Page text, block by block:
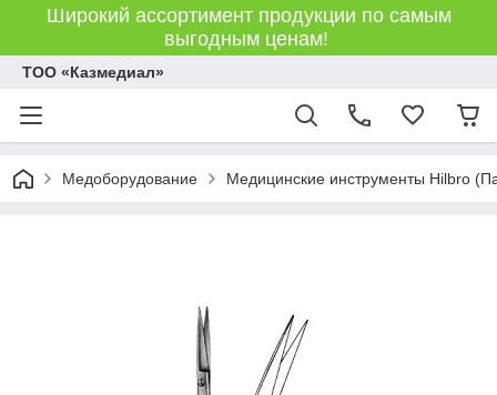
Широкий ассортимент продукции по самым
выгодным ценам!
ТОО «Казмедиал»
Медоборудование Медицинские инструменты Hilbro